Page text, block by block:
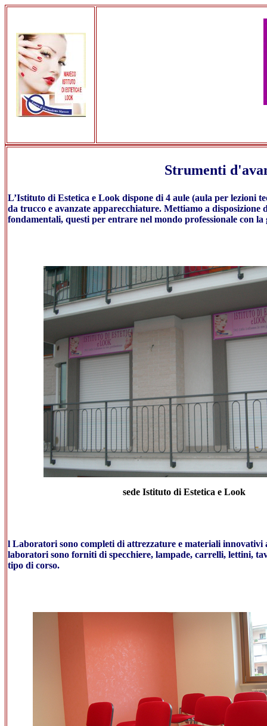
Strumenti
L’Istituto di Estetica e Look dispone di 4 aule (aula per lezioni
da trucco e avanzate apparecchiature. Mettiamo a disposizione
fondamentali, questi per entrare nel mondo professionale con la
sede Istituto di Estetica e Look
l Laboratori sono completi di attrezzature e materiali innovativi
laboratori sono forniti di specchiere, lampade, carrelli, lettini,
tipo di corso.